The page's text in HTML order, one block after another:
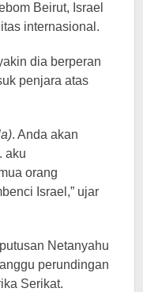
Beirut, Israel
internasional.
dia berperan
penjara atas
. Anda akan
aku
orang
Israel,” ujar
Netanyahu
perundingan
Serikat.